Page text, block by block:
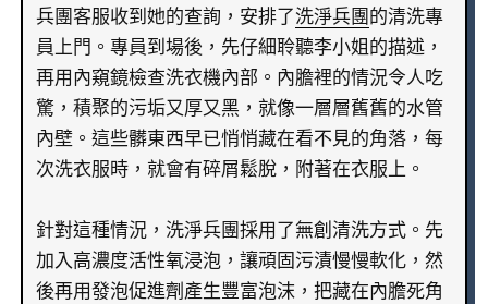
兵團客服收到她的查詢，安排了 洗淨兵團 的清洗專
員上門。專員到場後，先仔細聆聽李小姐的描述，
再用內窺鏡檢查洗衣機內部。內膽裡的情況令人吃
驚，積聚的污垢又厚又黑，就像一層層舊舊的水管
內壁。這些髒東西早已悄悄藏在看不見的角落，每
次洗衣服時，就會有碎屑鬆脫，附著在衣服上。
針對這種情況，洗淨兵團採用了無創清洗方式。先
加入高濃度活性氧浸泡，讓頑固污漬慢慢軟化，然
後再用發泡促進劑產生豐富泡沫，把藏在內膽死角